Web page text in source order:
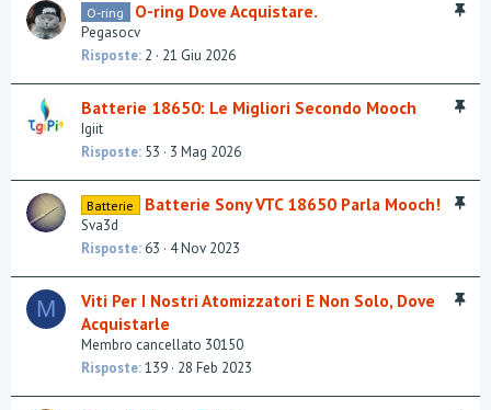
I
d
z
a
O-ring O-ring Dove Acquistare.
Pegasocv
Risposte 2 21 Giu 2026
I
d
z
a
Batterie 18650: Le Migliori Secondo Mooch
Igiit
Risposte 53 3 Mag 2026
I
d
Batterie Batterie Sony VTC 18650 Parla Mooch!
Sva3d
Risposte 63 4 Nov 2023
M
I
d
Viti Per I Nostri Atomizzatori E Non Solo, Dove
Acquistarle
Membro cancellato 30150
Risposte 139 28 Feb 2023